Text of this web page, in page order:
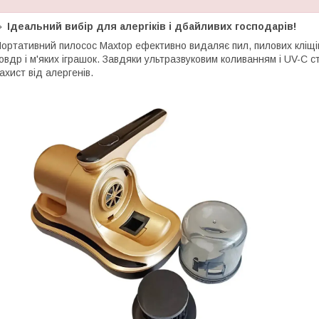
Ідеальний вибір для алергіків і дбайливих господарів!
пилосос Maxtop ефективно видаляє пил, пилових
і м'яких іграшок. Завдяки ультразвуковим коливанням і UV-C
від алергенів.